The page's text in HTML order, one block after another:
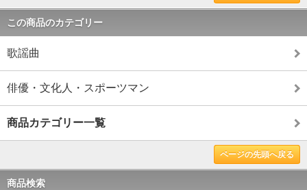
この商品のカテゴリー
歌謡曲
俳優・文化人・スポーツマン
商品カテゴリー一覧
ページの先頭へ戻る
商品検索